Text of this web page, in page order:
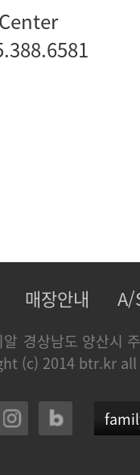
매장안내 A/
경상남도 양산시
(c) 2014 btr.kr